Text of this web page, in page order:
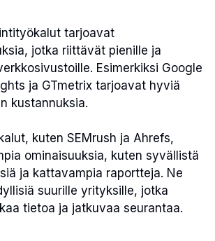
tarjoavat
jotka riittävät pienille ja
Esimerkiksi Google
ja GTmetrix tarjoavat hyviä
kustannuksia.
kuten SEMrush ja Ahrefs,
ominaisuuksia, kuten syvällistä
ja kattavampia raportteja. Ne
suurille yrityksille, jotka
tietoa ja jatkuvaa seurantaa.